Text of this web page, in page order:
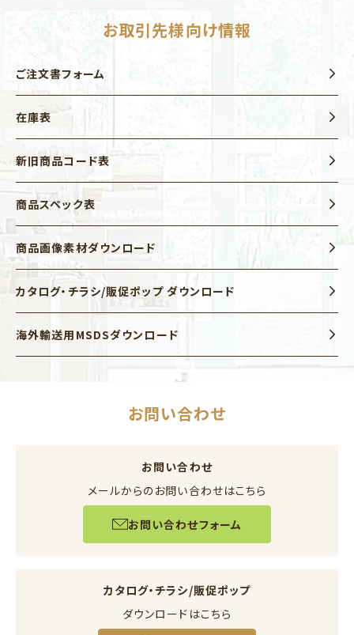
お取引先様向け情報
ご注文書フォーム
在庫表
新旧商品コード表
商品スペック表
商品画像素材ダウンロード
カタログ・チラシ/販促ポップ ダウンロード
海外輸送用MSDSダウンロード
お問い合わせ
お問い合わせ
メールからのお問い合わせはこちら
お問い合わせフォーム
カタログ・チラシ/販促ポップ
ダウンロードはこちら